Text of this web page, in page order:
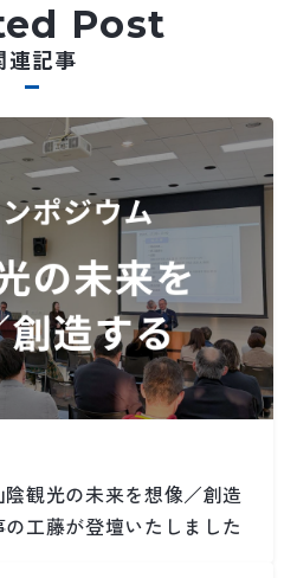
Post
連記事
観光の未来を想像／創造
工藤が登壇いたしました